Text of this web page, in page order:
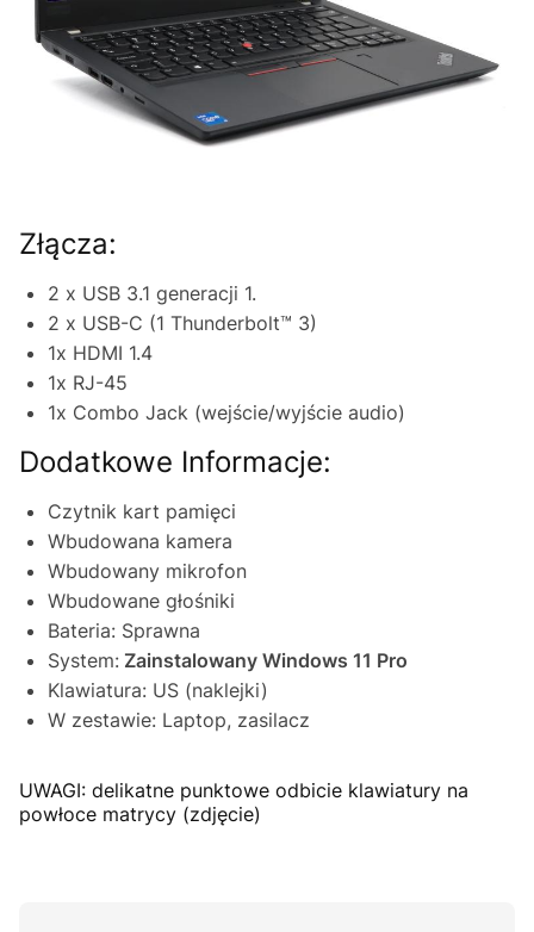
Złącza:
2 x USB 3.1 generacji 1.
2 x USB-C (1 Thunderbolt™ 3)
1x HDMI 1.4
1x RJ-45
1x Combo Jack (wejście/wyjście audio)
Dodatkowe Informacje:
Czytnik kart pamięci
Wbudowana kamera
Wbudowany mikrofon
Wbudowane głośniki
Bateria: Sprawna
System: Zainstalowany Windows 11 Pro
Klawiatura: US (naklejki)
W zestawie: Laptop, zasilacz
UWAGI: delikatne punktowe odbicie klawiatury na
powłoce matrycy (zdjęcie)